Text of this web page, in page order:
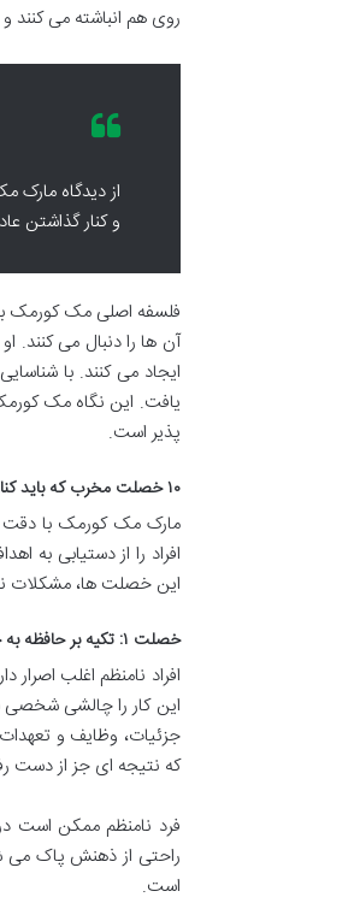
روی هم انباشته می کنند
از دیدگاه
و کنار گذاشتن
فلسفه اصلی مک کورمک بر
آن ها را دنبال می
ایجاد می کنند. با
یافت. این نگاه مک
پذیر است.
۱۰ خصلت مخرب که باید کنار گذاشت (با جزئیات کامل و راهکار عملی برای هر خصلت)
مارک مک کورمک با دقت
افراد را از دستیابی به
این خصلت ها، مشکلات
خصلت ۱: تکیه بر حافظه به جای ثبت و یادداشت برداری
افراد نامنظم اغلب
این کار را چالشی شخصی
جزئیات، وظایف و
که نتیجه ای جز از دست
فرد نامنظم ممکن است
راحتی از ذهنش پاک می
است.